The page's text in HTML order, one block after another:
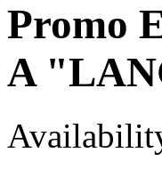
Promo
A